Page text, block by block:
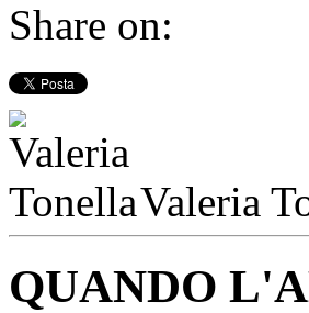
Share on:
Valeria
QUANDO